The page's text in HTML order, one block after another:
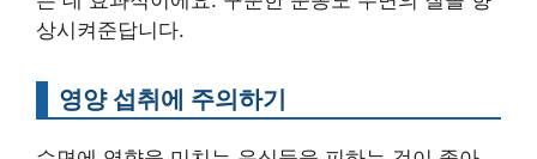
상시켜준답니다.
영양 섭취에 주의하기